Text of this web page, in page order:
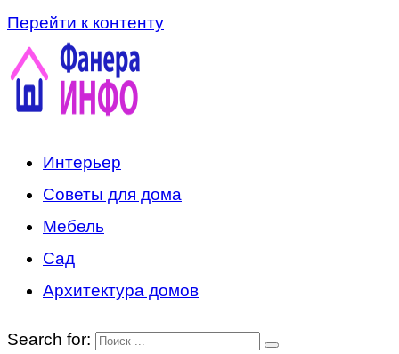
Перейти к контенту
Интерьер
Советы для дома
Мебель
Сад
Архитектура домов
Search for: